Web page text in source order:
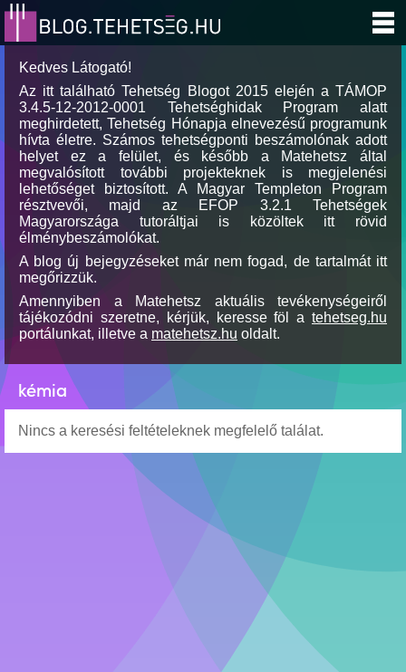
Kedves Látogató!
Az itt található Tehetség Blogot 2015 elején a TÁMOP
3.4.5-12-2012-0001 Tehetséghidak Program alatt
meghirdetett, Tehetség Hónapja elnevezésű programunk
hívta életre. Számos tehetségponti beszámolónak adott
helyet ez a felület, és később a Matehetsz által
megvalósított további projekteknek is megjelenési
lehetőséget biztosított. A Magyar Templeton Program
résztvevői, majd az EFOP 3.2.1 Tehetségek
Magyarországa tutoráltjai is közöltek itt rövid
élménybeszámolókat.
A blog új bejegyzéseket már nem fogad, de tartalmát itt
megőrizzük.
Amennyiben a Matehetsz aktuális tevékenységeiről
tájékozódni szeretne, kérjük, keresse föl a tehetseg.hu
portálunkat, illetve a matehetsz.hu oldalt.
kémia
Nincs a keresési feltételeknek megfelelő találat.